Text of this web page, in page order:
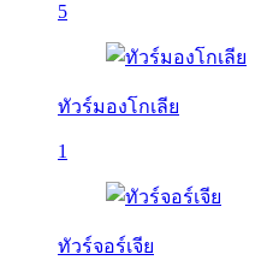
5
ทัวร์มองโกเลีย
1
ทัวร์จอร์เจีย